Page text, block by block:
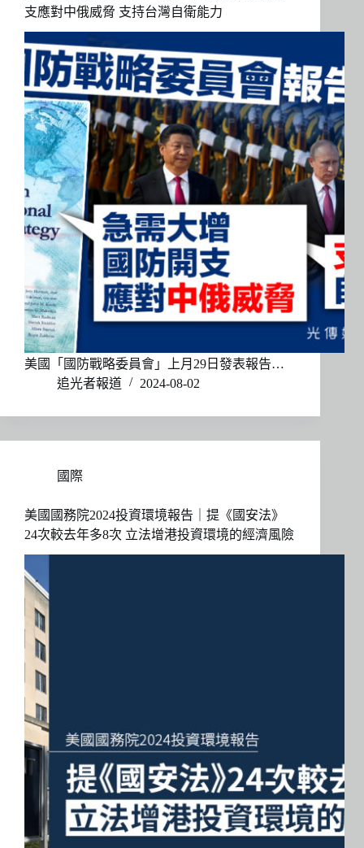
支應對中俄威脅 支持台灣自衛能力
美國「國防戰略委員會」上月29日發表報告…
追光者報道
2024-08-02
國際
美國國務院2024投資環境報告｜提《國安法》
24次較去年多8次 立法增港投資環境的經濟風險